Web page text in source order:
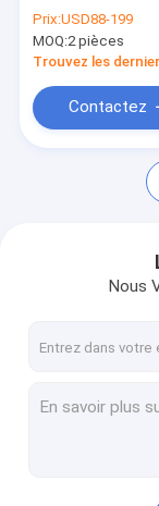
Nous
Nouvelles
Mineur de
Le glacier
Prix:USD88-199
MOQ:2 pièces
Trouvez les
Contactez
Nous